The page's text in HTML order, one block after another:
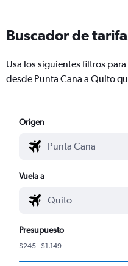
Buscador de
Usa los siguientes filtros
desde Punta Cana a Quito
Origen
Vuela a
Presupuesto
$245 - $1.149